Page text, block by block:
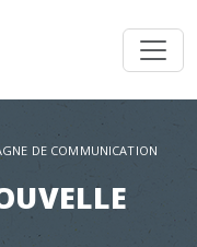
DE COMMUNICATION